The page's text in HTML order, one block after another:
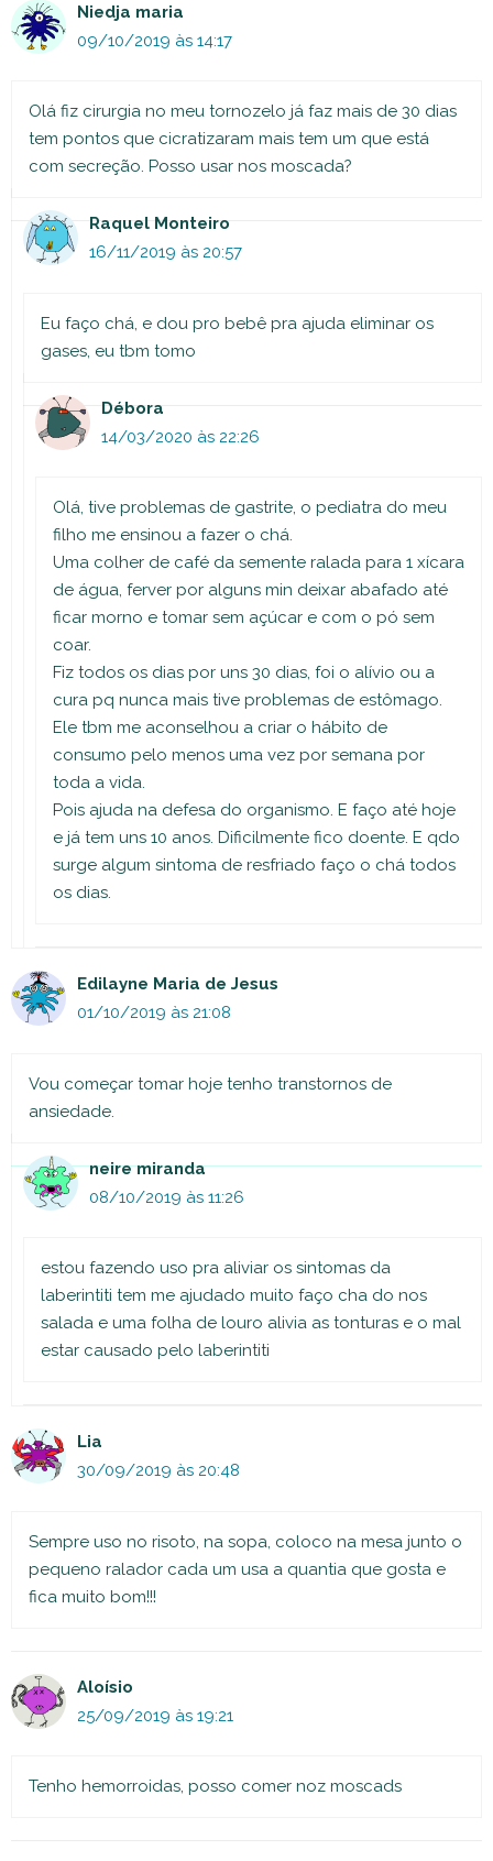
Niedja maria
09/10/2019 às 14:17
Olá fiz cirurgia no meu tornozelo já faz mais de 30 dias
tem pontos que cicratizaram mais tem um que está
com secreção. Posso usar nos moscada?
Raquel Monteiro
16/11/2019 às 20:57
Eu faço chá, e dou pro bebê pra ajuda eliminar os
gases, eu tbm tomo
Débora
14/03/2020 às 22:26
Olá, tive problemas de gastrite, o pediatra do meu
filho me ensinou a fazer o chá.
Uma colher de café da semente ralada para 1 xícara
de água, ferver por alguns min deixar abafado até
ficar morno e tomar sem açúcar e com o pó sem
coar.
Fiz todos os dias por uns 30 dias, foi o alívio ou a
cura pq nunca mais tive problemas de estômago.
Ele tbm me aconselhou a criar o hábito de
consumo pelo menos uma vez por semana por
toda a vida.
Pois ajuda na defesa do organismo. E faço até hoje
e já tem uns 10 anos. Dificilmente fico doente. E qdo
surge algum sintoma de resfriado faço o chá todos
os dias.
Edilayne Maria de Jesus
01/10/2019 às 21:08
Vou começar tomar hoje tenho transtornos de
ansiedade.
neire miranda
08/10/2019 às 11:26
estou fazendo uso pra aliviar os sintomas da
laberintiti tem me ajudado muito faço cha do nos
salada e uma folha de louro alivia as tonturas e o mal
estar causado pelo laberintiti
Lia
30/09/2019 às 20:48
Sempre uso no risoto, na sopa, coloco na mesa junto o
pequeno ralador cada um usa a quantia que gosta e
fica muito bom!!!
Aloísio
25/09/2019 às 19:21
Tenho hemorroidas, posso comer noz moscads